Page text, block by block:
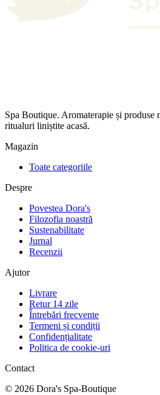
Spa Boutique. Aromaterapie și produse
ritualuri liniștite acasă.
Magazin
Toate categoriile
Despre
Povestea Dora's
Filozofia noastră
Sustenabilitate
Jurnal
Recenzii
Ajutor
Livrare
Retur 14 zile
Întrebări frecvente
Termeni și condiții
Confidențialitate
Politica de cookie-uri
Contact
© 2026 Dora's Spa-Boutique